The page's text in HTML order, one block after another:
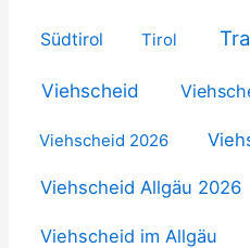
Südtirol Tirol
Viehscheid
Viehscheid 2026
Viehscheid Allgäu 2026
Viehscheid im Allgäu